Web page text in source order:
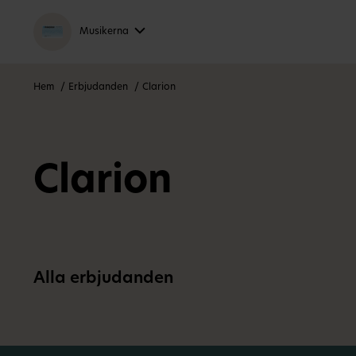
Musikerna
Hem Erbjudanden Clarion
Clarion
Alla erbjudanden